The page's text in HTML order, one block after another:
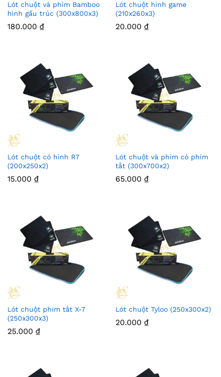
Lót chuột và phím Bamboo
hình gấu trúc (300x800x3)
180.000 ₫
Lót chuột hình game
(210x260x3)
20.000 ₫
Lót chuột có hình R7
(200x250x2)
15.000 ₫
Lót chuột và phím có phím
tắt (300x700x2)
65.000 ₫
Lót chuột phím tắt X-7
(250x300x3)
25.000 ₫
Lót chuột Tyloo (250x300x2)
20.000 ₫